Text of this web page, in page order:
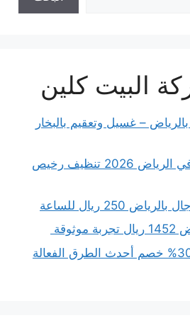
البيت كلين
– غسيل وتعقيم بالبخار
ارخص شركة تنظيف في الرياض 2026 تنظيف رخيص
250 ريال للساعة
شركة تنظيف بالبخار 30% خصم أحدث الطرق الفعالة